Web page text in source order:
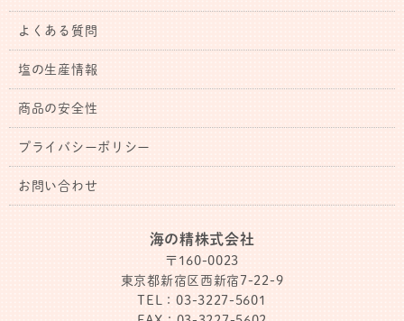
よくある質問
塩の生産情報
商品の安全性
プライバシーポリシー
お問い合わせ
海の精株式会社
〒160-0023
東京都新宿区西新宿7-22-9
TEL：03-3227-5601